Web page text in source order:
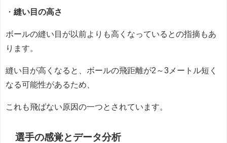
・ 縫い目の高さ
ボールの縫い目が以前よりも高くなっているとの指摘もあ
ります。
縫い目が高くなると、ボールの飛距離が2～3メートル短く
なる可能性があるため、
これも飛ばない原因の一つとされています。
選手の感覚とデータ分析